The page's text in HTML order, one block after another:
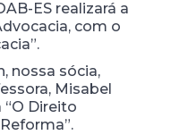
ES realizará a
com o
nossa sócia,
Misabel
“O Direito